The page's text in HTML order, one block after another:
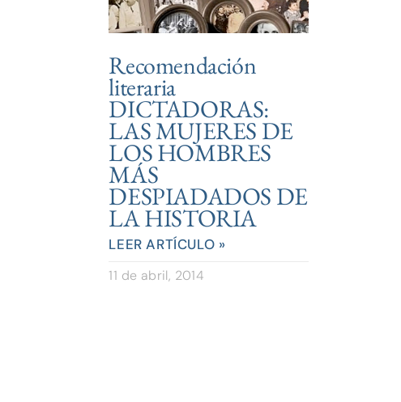
Recomendación
literaria
DICTADORAS:
LAS MUJERES DE
LOS HOMBRES
MÁS
DESPIADADOS DE
LA HISTORIA
LEER ARTÍCULO »
11 de abril, 2014